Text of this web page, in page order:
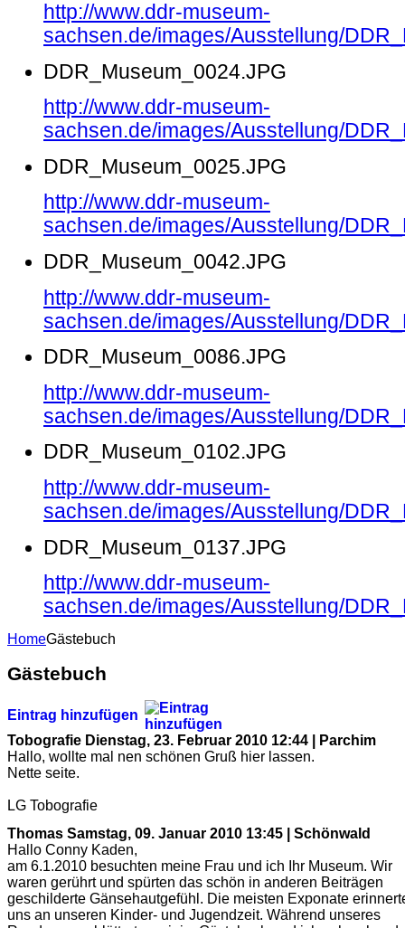
http://www.ddr-museum-
sachsen.de/images/Ausstellung/
DDR_Museum_0024.JPG
http://www.ddr-museum-
sachsen.de/images/Ausstellung/
DDR_Museum_0025.JPG
http://www.ddr-museum-
sachsen.de/images/Ausstellung/
DDR_Museum_0042.JPG
http://www.ddr-museum-
sachsen.de/images/Ausstellung/
DDR_Museum_0086.JPG
http://www.ddr-museum-
sachsen.de/images/Ausstellung/
DDR_Museum_0102.JPG
http://www.ddr-museum-
sachsen.de/images/Ausstellung/
DDR_Museum_0137.JPG
http://www.ddr-museum-
sachsen.de/images/Ausstellung/
HomeGästebuch
Gästebuch
Eintrag hinzufügen
Tobografie Dienstag, 23. Februar 2010 12:44 | Parchim
Hallo, wollte mal nen schönen Gruß hier lassen.
Nette seite.
LG Tobografie
Thomas Samstag, 09. Januar 2010 13:45 | Schönwald
Hallo Conny Kaden,
am 6.1.2010 besuchten meine Frau und ich Ihr Museum. Wir
waren gerührt und spürten das schön in anderen Beiträgen
geschilderte Gänsehautgefühl. Die meisten Exponate
uns an unseren Kinder- und Jugendzeit. Während unseres